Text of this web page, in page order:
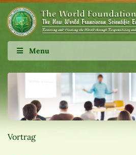
Menu
Vortrag